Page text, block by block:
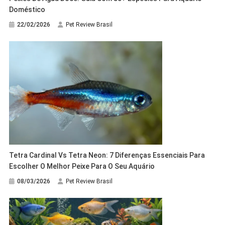
Doméstico
22/02/2026 Pet Review Brasil
Tetra Cardinal Vs Tetra Neon: 7 Diferenças Essenciais Para
Escolher O Melhor Peixe Para O Seu Aquário
08/03/2026 Pet Review Brasil